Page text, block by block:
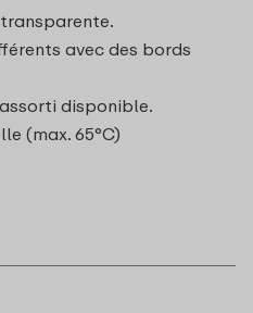
avec des bords
disponible.
(max. 65°C)